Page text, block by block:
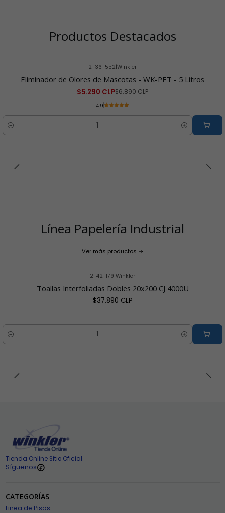
Productos Destacados
2-36-552|Winkler
Eliminador de Olores de Mascotas - WK-PET - 5 Litros
$5.290 CLP$6.890 CLP
4.9
Cantidad
Línea Papelería Industrial
Ver más productos
2-42-179|Winkler
Toallas Interfoliadas Dobles 20x200 CJ 4000U
$37.890 CLP
Cantidad
Tienda Online Sitio Oficial
Síguenos
CATEGORÍAS
Linea de Pisos